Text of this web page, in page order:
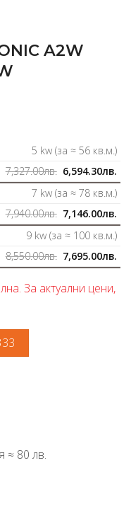
A2W
5 kw (за ≈ 56 кв.м.)
7,327.00лв. 6,594.30лв.
7 kw (за ≈ 78 кв.м.)
7,940.00лв. 7,146.00лв.
9 kw (за ≈ 100 кв.м.)
8,550.00лв. 7,695.00лв.
За актуални цени,
≈ 80 лв.